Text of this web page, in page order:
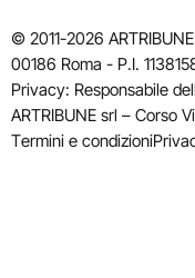
© 2011-2026
00186 Roma - P.I.
Privacy: Responsabile
ARTRIBUNE srl – Corso
Termini e condizioni